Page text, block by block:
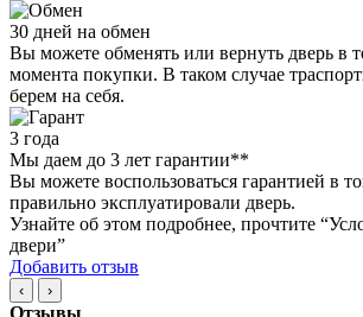
30 дней на обмен
Вы можете обменять или вернуть дверь в
момента покупки. В таком случае
берем на себя.
3 года
Мы даем до 3 лет гарантии**
Вы можете воспользоваться гарантией в
правильно эксплуатировали дверь.
Узнайте об этом подробнее, прочтите
двери”
Добавить отзыв
‹ ›
Отзывы